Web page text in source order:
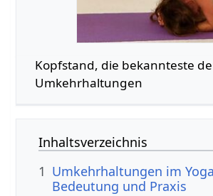
Kopfstand, die bekannteste
Umkehrhaltungen
Inhaltsverzeichnis
1 Umkehrhaltungen im
Bedeutung und Praxis